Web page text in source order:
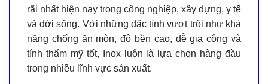
rãi nhất hiện nay trong công nghiệp, xây dựng, y tế
và đời sống. Với những đặc tính vượt trội như khả
năng chống ăn mòn, độ bền cao, dễ gia công và
tính thẩm mỹ tốt, Inox luôn là lựa chọn hàng đầu
trong nhiều lĩnh vực sản xuất.